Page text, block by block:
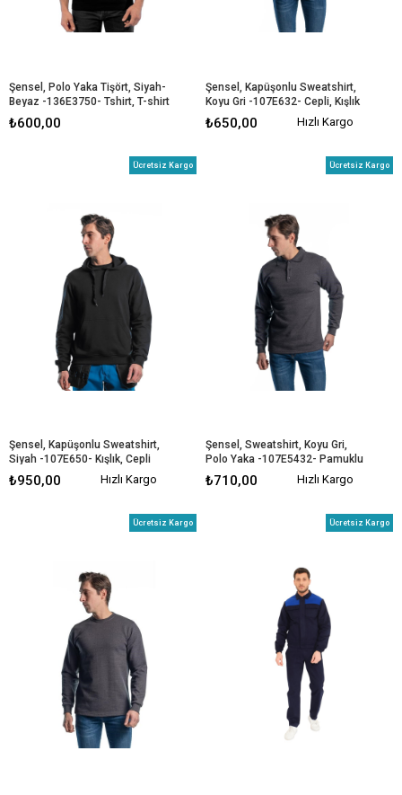
Şensel, Polo Yaka Tişört, Siyah-
Beyaz -136E3750- Tshirt, T-shirt
₺600,00
Şensel, Kapüşonlu Sweatshirt,
Koyu Gri -107E632- Cepli, Kışlık
₺650,00 Hızlı Kargo
Şensel, Kapüşonlu Sweatshirt,
Siyah -107E650- Kışlık, Cepli
₺950,00
Ücretsiz Kargo
Hızlı Kargo
Şensel, Sweatshirt, Koyu Gri,
Polo Yaka -107E5432- Pamuklu
₺710,00
Ücretsiz Kargo
Hızlı Kargo
Ücretsiz Kargo Ücretsiz Kargo